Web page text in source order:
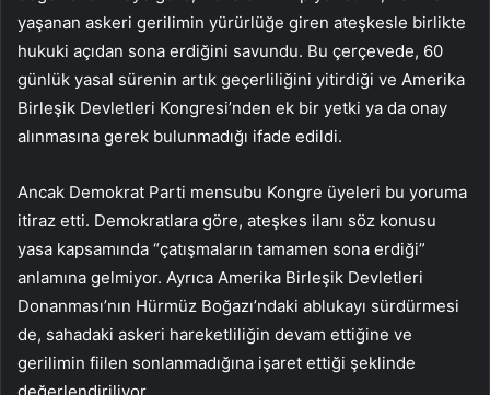
yaşanan askeri gerilimin yürürlüğe giren ateşkesle birlikte
hukuki açıdan sona erdiğini savundu. Bu çerçevede, 60
günlük yasal sürenin artık geçerliliğini yitirdiği ve Amerika
Birleşik Devletleri Kongresi’nden ek bir yetki ya da onay
alınmasına gerek bulunmadığı ifade edildi.
Ancak Demokrat Parti mensubu Kongre üyeleri bu yoruma
itiraz etti. Demokratlara göre, ateşkes ilanı söz konusu
yasa kapsamında “çatışmaların tamamen sona erdiği”
anlamına gelmiyor. Ayrıca Amerika Birleşik Devletleri
Donanması’nın Hürmüz Boğazı’ndaki ablukayı sürdürmesi
de, sahadaki askeri hareketliliğin devam ettiğine ve
gerilimin fiilen sonlanmadığına işaret ettiği şeklinde